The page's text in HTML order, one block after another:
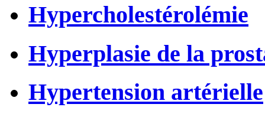
Hypercholestérolémie
Hyperplasie de la
Hypertension artérielle